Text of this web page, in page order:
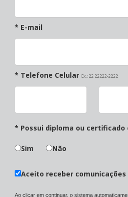
* E-mail
* Telefone Celular Ex.: 22 22222-2222
* Possui diploma ou certificado
Sim Não
Aceito receber comunicações
Ao clicar em continuar, o sistema